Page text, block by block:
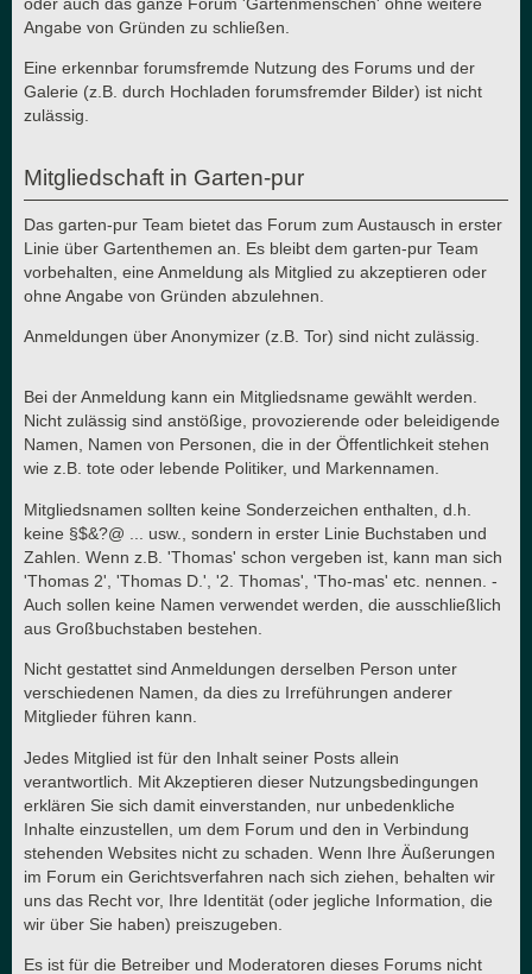
Angabe von Gründen zu schließen.
Eine erkennbar forumsfremde Nutzung des Forums und der
Galerie (z.B. durch Hochladen forumsfremder Bilder) ist nicht
zulässig.
Mitgliedschaft in Garten-pur
Das garten-pur Team bietet das Forum zum Austausch in erster
Linie über Gartenthemen an. Es bleibt dem garten-pur Team
vorbehalten, eine Anmeldung als Mitglied zu akzeptieren oder
ohne Angabe von Gründen abzulehnen.
Anmeldungen über Anonymizer (z.B. Tor) sind nicht zulässig.
Bei der Anmeldung kann ein Mitgliedsname gewählt werden.
Nicht zulässig sind anstößige, provozierende oder beleidigende
Namen, Namen von Personen, die in der Öffentlichkeit stehen
wie z.B. tote oder lebende Politiker, und Markennamen.
Mitgliedsnamen sollten keine Sonderzeichen enthalten, d.h.
keine §$&?@ ... usw., sondern in erster Linie Buchstaben und
Zahlen. Wenn z.B. 'Thomas' schon vergeben ist, kann man sich
'Thomas 2', 'Thomas D.', '2. Thomas', 'Tho-mas' etc. nennen. -
Auch sollen keine Namen verwendet werden, die ausschließlich
aus Großbuchstaben bestehen.
Nicht gestattet sind Anmeldungen derselben Person unter
verschiedenen Namen, da dies zu Irreführungen anderer
Mitglieder führen kann.
Jedes Mitglied ist für den Inhalt seiner Posts allein
verantwortlich. Mit Akzeptieren dieser Nutzungsbedingungen
erklären Sie sich damit einverstanden, nur unbedenkliche
Inhalte einzustellen, um dem Forum und den in Verbindung
stehenden Websites nicht zu schaden. Wenn Ihre Äußerungen
im Forum ein Gerichtsverfahren nach sich ziehen, behalten wir
uns das Recht vor, Ihre Identität (oder jegliche Information, die
wir über Sie haben) preiszugeben.
Es ist für die Betreiber und Moderatoren dieses Forums nicht